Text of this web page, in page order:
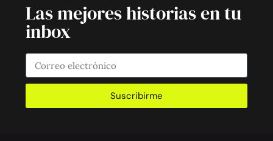
Las mejores historias en tu
inbox
Suscribirme